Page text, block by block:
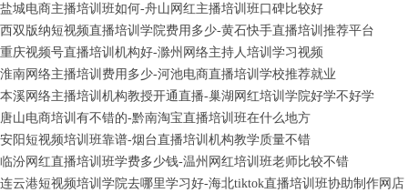
盐城电商主播培训班如何-舟山网红主播培训班口碑比较好
西双版纳短视频直播培训学院费用多少-黄石快手直播培训推荐平台
重庆视频号直播培训机构好-滁州网络主持人培训学习视频
淮南网络主播培训费用多少-河池电商直播培训学校推荐就业
本溪网络主播培训机构教授开通直播-巢湖网红培训学院好学不好学
唐山电商培训有不错的-黔南淘宝直播培训班在什么地方
安阳短视频培训班靠谱-烟台直播培训机构教学质量不错
临汾网红直播培训班学费多少钱-温州网红培训班老师比较不错
连云港短视频培训学院去哪里学习好-海北tiktok直播培训班协助制作网店